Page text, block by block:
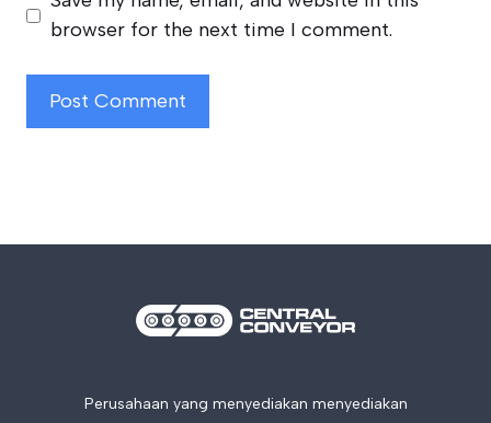
browser for the next time I comment.
Perusahaan yang menyediakan menyediakan